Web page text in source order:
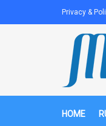
Privacy &
HOME